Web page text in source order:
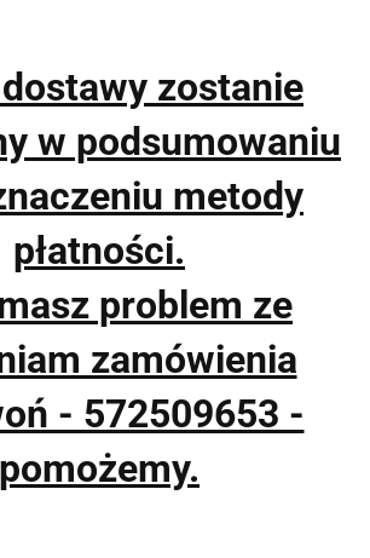
zostanie
w podsumowaniu
metody
płatności.
problem ze
zamówienia
- 572509653 -
pomożemy.